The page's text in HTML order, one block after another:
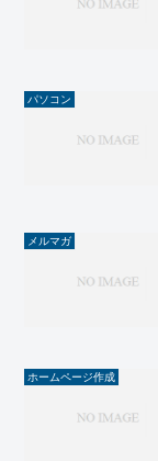
パソコン
メルマガ
ホームページ作成